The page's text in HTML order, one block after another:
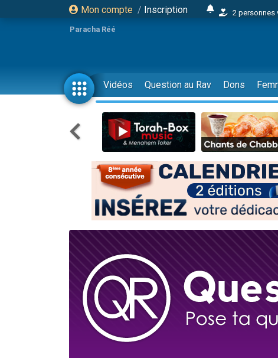
Mon compte / Inscription
2 personnes
4 personnes
Il reste 49
23
Eva vient de
4 personnes
3 personnes
3 personnes
Odaya vient de
2 personnes
13 personnes
12 nouvelles
30
Il reste 49
3 personnes
2 personnes
3 personnes
2 nouvelles
Paracha Réé
Vidéos Question au Rav Dons